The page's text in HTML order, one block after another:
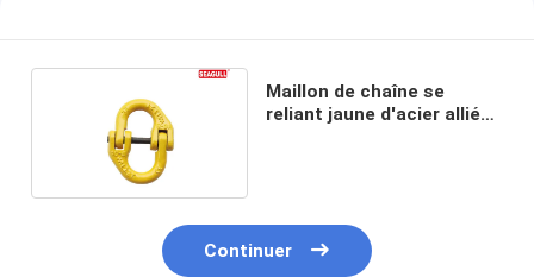
Maillon de chaîne se
reliant jaune d'acier allié
Continuer